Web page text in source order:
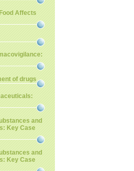
Affects
of drugs
and
Key Case
and
Key Case